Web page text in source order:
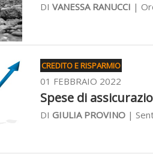
DI VANESSA RANUCCI |
CREDITO E RISPARMIO
01 FEBBRAIO 2022
Spese di
DI GIULIA PROVINO |